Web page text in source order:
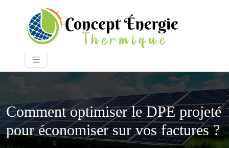
Comment optimiser le DPE projeté
pour économiser sur vos factures ?